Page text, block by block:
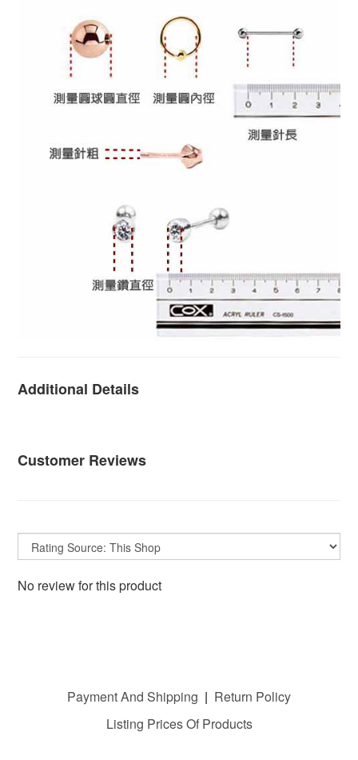
Additional Details
Customer Reviews
No review for this product
Payment And Shipping | Return Policy
Listing Prices Of Products